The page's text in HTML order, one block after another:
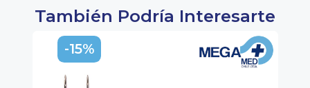
También Podría Interesarte
-15%